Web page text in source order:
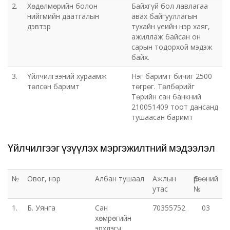
2.
Хөдөлмөрийн болон
нийгмийн даатгалын
дэвтэр
Байхгүй бол лавлагаа
авах байгууллагын
тухайн үеийн нэр хаяг,
ажиллаж байсан он
сарын тодорхой мэдэж
байх.
3.
Үйлчилгээний хураамж
төлсөн баримт
Нэг баримт бичиг 2500
төгрөг. Төлбөрийг
Төрийн сан банкний
210051409 тоот дансанд
тушаасан баримт
Үйлчилгээг үзүүлэх мэргэжилтний мэдээлэл
№ Овог, нэр Албан тушаал
Ажлын
утас
Өрөөний
№
1.
Б. Уянга
Сан
хөмрөгийн
эрхлэгч
70355752 03